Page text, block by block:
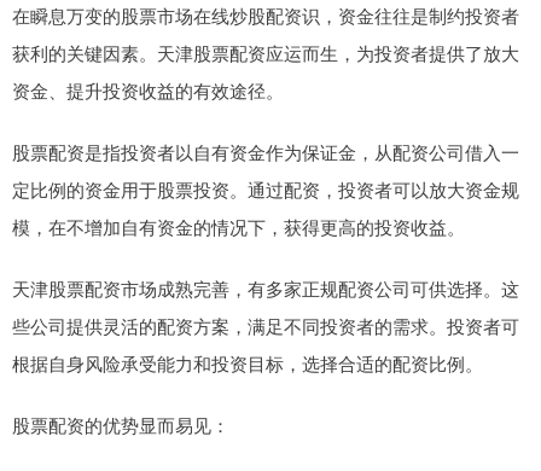
在瞬息万变的股票市场在线炒股配资识，资金往往是制约投资者
获利的关键因素。天津股票配资应运而生，为投资者提供了放大
资金、提升投资收益的有效途径。
股票配资是指投资者以自有资金作为保证金，从配资公司借入一
定比例的资金用于股票投资。通过配资，投资者可以放大资金规
模，在不增加自有资金的情况下，获得更高的投资收益。
天津股票配资市场成熟完善，有多家正规配资公司可供选择。这
些公司提供灵活的配资方案，满足不同投资者的需求。投资者可
根据自身风险承受能力和投资目标，选择合适的配资比例。
股票配资的优势显而易见：